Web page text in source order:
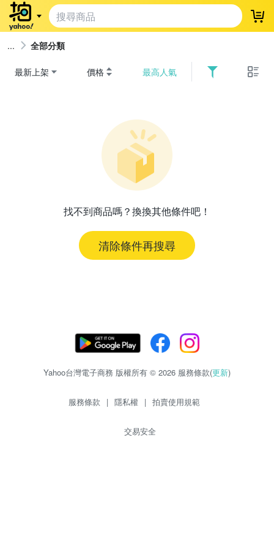
登
全部分類
最新上架 價格 最高人氣
找不到商品嗎？換換其他條件吧！
清除條件再搜尋
Yahoo台灣電子商務 版權所有 © 2026 服務條款(更新)
服務條款 | 隱私權 | 拍賣使用規範
交易安全